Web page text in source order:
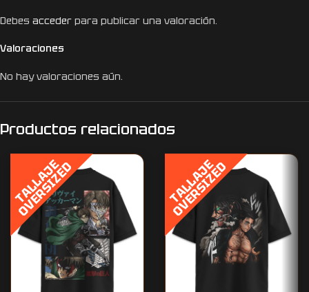
Valoraciones
No hay valoraciones aún.
Debes acceder para publicar una valoración.
Productos relacionados
T
A
L
L
A
J
E
O
V
E
R
S
I
Z
E
D T
A
L
L
A
J
E
O
V
E
R
S
I
Z
E
D